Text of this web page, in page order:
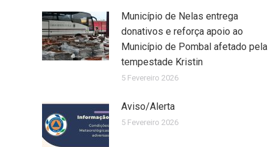
Município de Nelas entrega
donativos e reforça apoio ao
Município de Pombal afetado pela
tempestade Kristin
5 Fevereiro 2026
Aviso/Alerta
5 Fevereiro 2026